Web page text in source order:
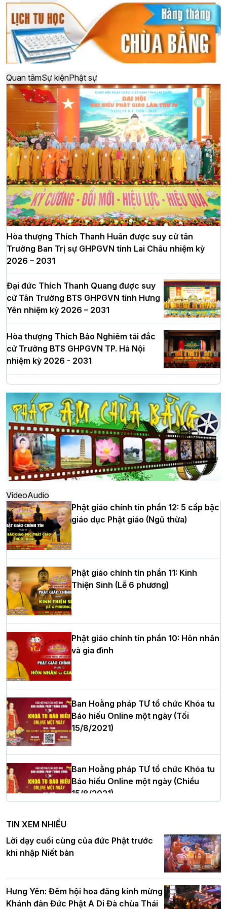
Quan tâmSự kiệnPhật sự
Hòa thượng Thích Thanh Huân được suy cử tân
Trưởng Ban Trị sự GHPGVN tỉnh Lai Châu nhiệm kỳ
2026 – 2031
Đại đức Thích Thanh Quang được suy
cử Tân Trưởng BTS GHPGVN tỉnh Hưng
Yên nhiệm kỳ 2026 – 2031
Hòa thượng Thích Bảo Nghiêm tái đắc
cử Trưởng BTS GHPGVN TP. Hà Nội
nhiệm kỳ 2026 - 2031
Hà Nội: Long trọng lễ khởi công xây
dựng Trung tâm văn hóa Phật giáo Thủ
đô
Hà Nội: Ngày tu học cuối cùng khép lại
khóa sinh hoạt Phật pháp mùa hè lần
thứ XIV tại chùa Bằng
Học yêu thương trong ngày tu tập thứ
tư của Khóa sinh hoạt Phật pháp mùa
hè tại chùa Bằng
HT.Thích Thọ Lạc được suy cử làm tân
Trưởng BTS GHPGVN tỉnh Nghệ An
Hòa thượng Thích Quảng Tùng tái đắc
cử Trưởng BTS GHPGVN thành phố Hải
Phòng nhiệm kỳ 2026 – 2031
Thượng tọa Thích Tâm Chính được suy
cử tân Trưởng ban Trị sự GHPGVN tỉnh
Hà Nội: Tăng Ni Trường hạ Bồ Đề trang
nghiêm tác pháp Tiền an cư PL.2570 –
DL.2026
chúc mừng Phật đản BTS GHPGVN TP.
Hà Nội
VideoAudio
Phật giáo chính tín phần 12: 5 cấp bậc
giáo dục Phật giáo (Ngũ thừa)
Phật giáo chính tín phần 11: Kinh
Thiện Sinh (Lễ 6 phương)
Phật giáo chính tín phần 10: Hôn nhân
và gia đình
Ban Hoằng pháp TƯ tổ chức Khóa tu
Báo hiếu Online một ngày (Tối
15/8/2021)
Ban Hoằng pháp TƯ tổ chức Khóa tu
Báo hiếu Online một ngày (Chiều
15/8/2021)
Ban Hoằng pháp TƯ tổ chức Khóa tu
Báo hiếu Online một ngày (Sáng
15/8/2021)
TIN XEM NHIỀU
Lời dạy cuối cùng của đức Phật trước
khi nhập Niết bàn
Hưng Yên: Đêm hội hoa đăng kính mừng
Khánh đản Đức Phật A Di Đà chùa Thái